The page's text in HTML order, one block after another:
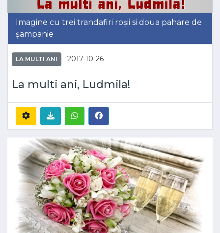
Imagine cu trei trandafiri roșii si doua pahare de
șampanie
LA MULTI ANI 2017-10-26
La multi ani, Ludmila!